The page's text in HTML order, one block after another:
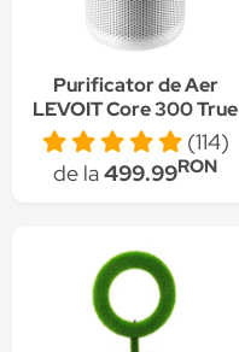
Purificator de Aer
LEVOIT Core 300 True
HEPA, Carbon Activ,
Super Silent, Ozone
Free, 3 trepte de
Screen
(114)
de la499.99RON